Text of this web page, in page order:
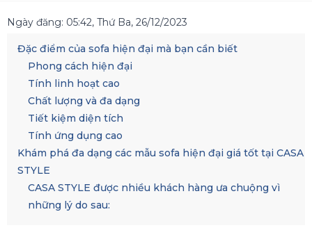
Ngày đăng: 05:42, Thứ Ba, 26/12/2023
Đặc điểm của sofa hiện đại mà bạn cần biết
Phong cách hiện đại
Tính linh hoạt cao
Chất lượng và đa dạng
Tiết kiệm diện tích
Tính ứng dụng cao
Khám phá đa dạng các mẫu sofa hiện đại giá tốt tại CASA
STYLE
CASA STYLE được nhiều khách hàng ưa chuộng vì
những lý do sau: